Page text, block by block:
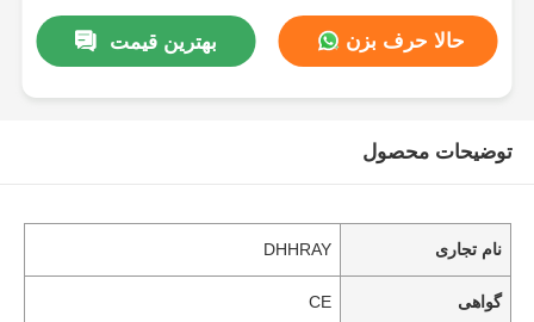
بهترین قیمت حالا حرف بزن
توضیحات محصول
نام تجاری DHHRAY
گواهی CE